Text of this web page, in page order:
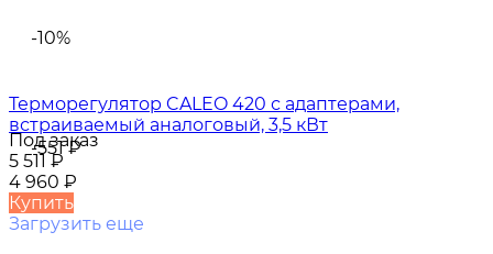
-10%
-551₽
Терморегулятор CALEO 420 с адаптерами,
встраиваемый аналоговый, 3,5 кВт
Под заказ
5 511₽
4 960 ₽
Купить
Загрузить еще